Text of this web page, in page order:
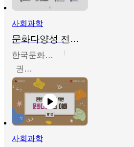
사회과학
문화다양성 전문인력 양성 기본과정 - 문화다양성의 이해
한국문화예술교육진흥원
권숙인 외 8명
사회과학